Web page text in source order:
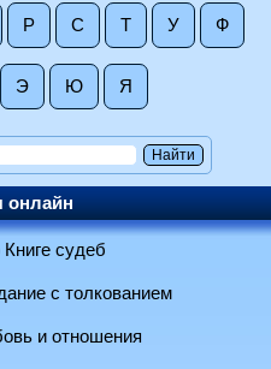
Р С Т У Ф
Э Ю Я
онлайн
Книге судеб
с толкованием
и отношения